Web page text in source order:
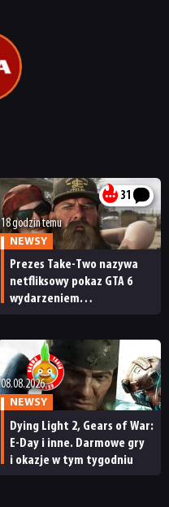
31
18 godzin temu
NEWSY
Prezes Take-Two nazywa
netfliksowy pokaz GTA 6
wydarzeniem
ma subskrybentów
08.08.2026
NEWSY
Dying Light 2, Gears of War:
E-Day i inne. Darmowe gry
i okazje w tym tygodniu